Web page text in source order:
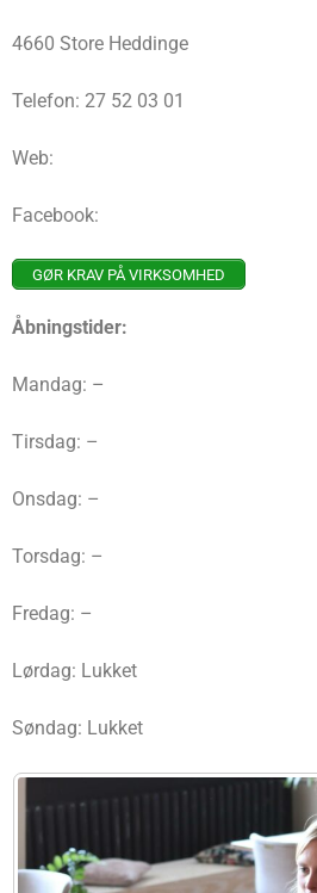
4660 Store Heddinge
Telefon: 27 52 03 01
Web:
Facebook:
GØR KRAV PÅ VIRKSOMHED
Åbningstider:
Mandag: –
Tirsdag: –
Onsdag: –
Torsdag: –
Fredag: –
Lørdag: Lukket
Søndag: Lukket